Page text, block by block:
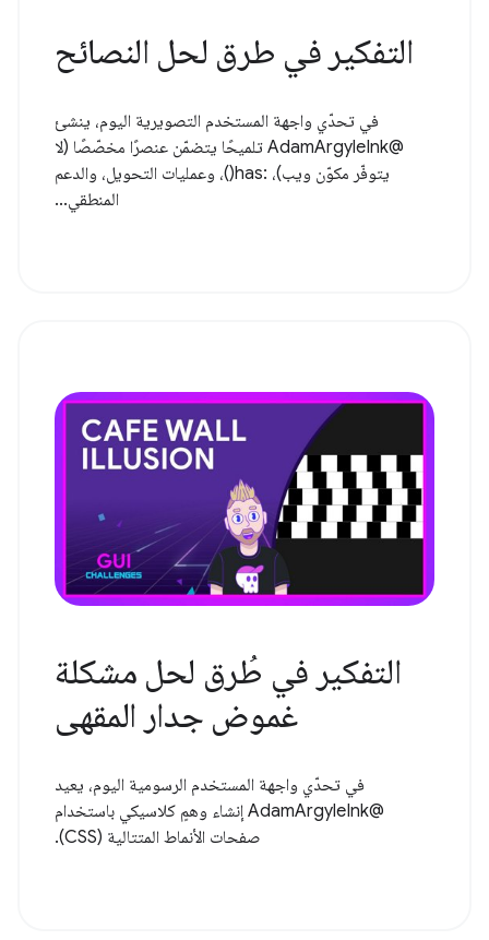
التفكير في طرق لحل النصائح
في تحدّي واجهة المستخدم التصويرية اليوم، ينشئ
@AdamArgyleInk تلميحًا يتضمّن عنصرًا مخصّصًا (لا
يتوفّر مكوّن ويب)، :has()، وعمليات التحويل، والدعم
المنطقي...
التفكير في طُرق لحل مشكلة
غموض جدار المقهى
في تحدّي واجهة المستخدم الرسومية اليوم، يعيد
@AdamArgyleInk إنشاء وهمٍ كلاسيكي باستخدام
صفحات الأنماط المتتالية (CSS).